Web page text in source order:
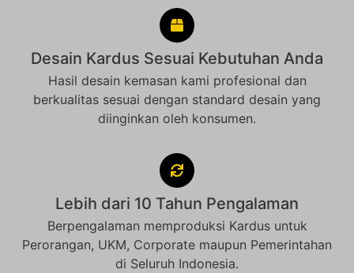
Desain Kardus Sesuai Kebutuhan Anda
Hasil desain kemasan kami profesional dan
berkualitas sesuai dengan standard desain yang
diinginkan oleh konsumen.
Lebih dari 10 Tahun Pengalaman
Berpengalaman memproduksi Kardus untuk
Perorangan, UKM, Corporate maupun Pemerintahan
di Seluruh Indonesia.